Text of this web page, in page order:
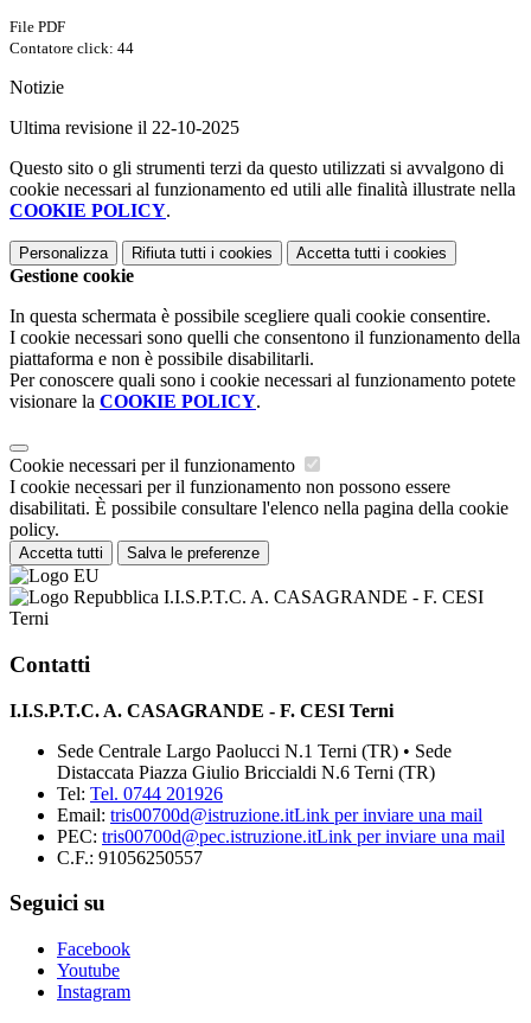
File PDF
Contatore click: 44
Notizie
Ultima revisione il 22-10-2025
Questo sito o gli strumenti terzi da questo utilizzati si avvalgono di
cookie necessari al funzionamento ed utili alle finalità illustrate nella
COOKIE POLICY.
Personalizza Rifiuta tutti i cookies Accetta tutti i cookies
Gestione cookie
In questa schermata è possibile scegliere quali cookie consentire.
I cookie necessari sono quelli che consentono il funzionamento della
piattaforma e non è possibile disabilitarli.
Per conoscere quali sono i cookie necessari al funzionamento potete
visionare la COOKIE POLICY.
Cookie necessari per il funzionamento
I cookie necessari per il funzionamento non possono essere
disabilitati. È possibile consultare l'elenco nella pagina della cookie
policy.
Accetta tutti Salva le preferenze
I.I.S.P.T.C. A. CASAGRANDE - F. CESI
Terni
Contatti
I.I.S.P.T.C. A. CASAGRANDE - F. CESI Terni
Sede Centrale Largo Paolucci N.1 Terni (TR) • Sede
Distaccata Piazza Giulio Briccialdi N.6 Terni (TR)
Tel: Tel. 0744 201926
Email: tris00700d@istruzione.itLink per inviare una mail
PEC: tris00700d@pec.istruzione.itLink per inviare una mail
C.F.: 91056250557
Seguici su
Facebook
Youtube
Instagram